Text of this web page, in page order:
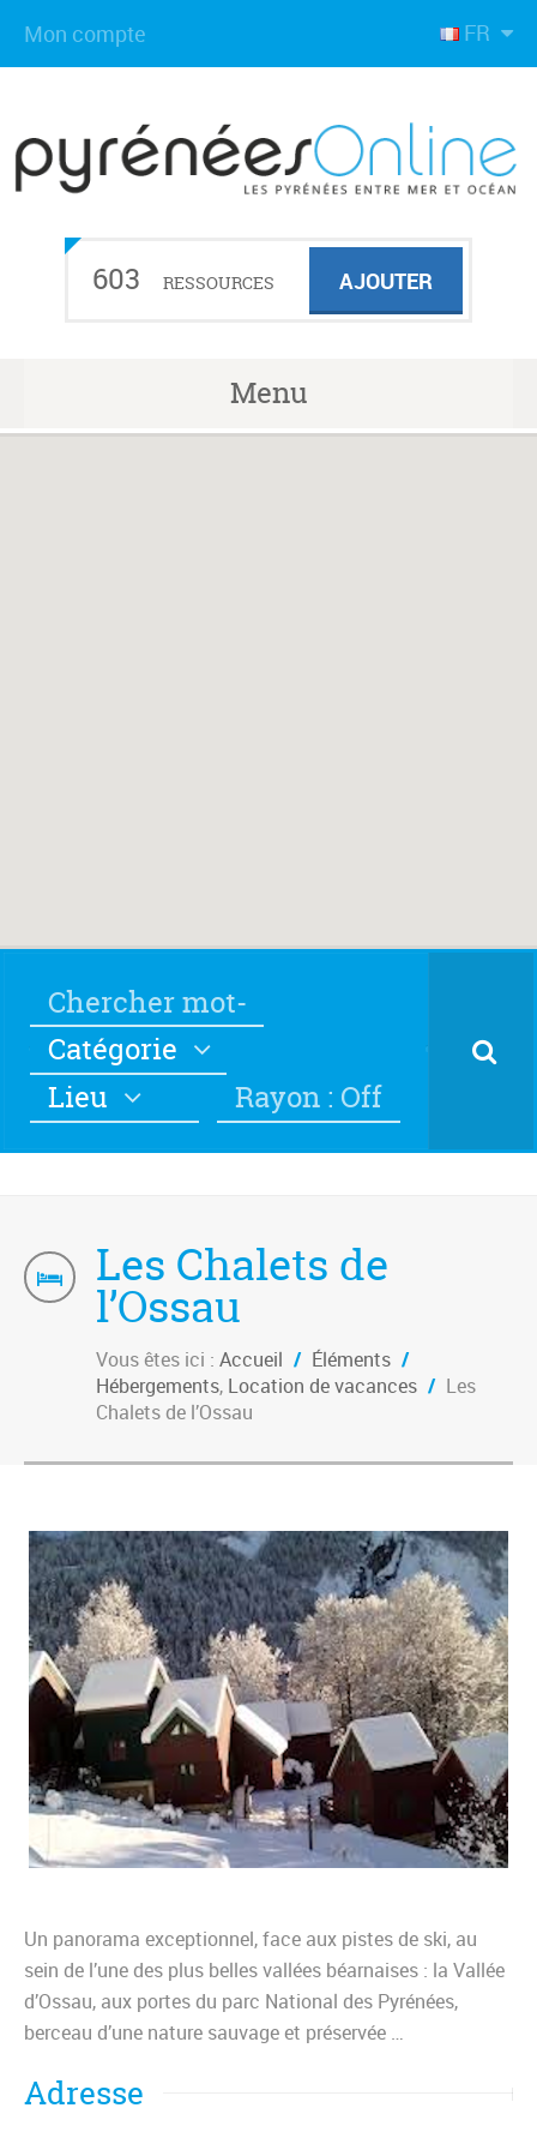
FR
Mon compte
603 RESSOURCES AJOUTER
Menu
Catégorie
Lieu
Rayon : Off
Les Chalets de
l’Ossau
Vous êtes ici : Accueil / Éléments /
Hébergements, Location de vacances / Les
Chalets de l’Ossau
Un panorama exceptionnel, face aux pistes de ski, au
sein de l’une des plus belles vallées béarnaises : la Vallée
d’Ossau, aux portes du parc National des Pyrénées,
berceau d’une nature sauvage et préservée …
Adresse